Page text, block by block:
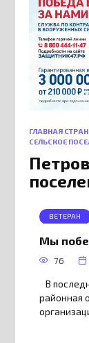
ГЛАВНАЯ
СЕЛЬСКОЕ
ВЕТЕРАН
Мы
76
В
районная